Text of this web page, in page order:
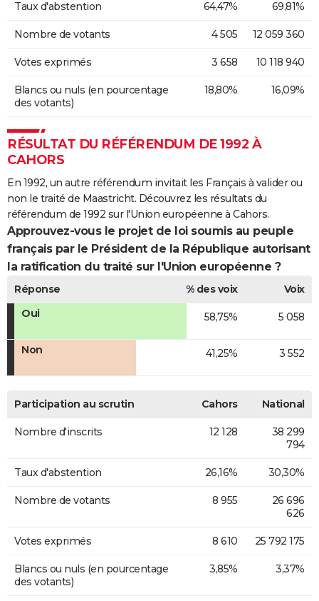
Taux d'abstention 64,47% 69,81%
Nombre de votants 4 505 12 059 360
Votes exprimés 3 658 10 118 940
Blancs ou nuls (en pourcentage
des votants)
18,80% 16,09%
RÉSULTAT DU RÉFÉRENDUM DE 1992 À
CAHORS
En 1992, un autre référendum invitait les Français à valider ou
non le traité de Maastricht. Découvrez les résultats du
référendum de 1992 sur l'Union européenne à Cahors.
Approuvez-vous le projet de loi soumis au peuple
français par le Président de la République autorisant
la ratification du traité sur l'Union européenne ?
Réponse % des voix
Voix
Oui
58,75% 5 058
Non 41,25% 3 552
Participation au scrutin Cahors National
Nombre d'inscrits 12 128
38 299
794
Taux d'abstention 26,16% 30,30%
Nombre de votants 8 955
26 696
626
Votes exprimés 8 610 25 792 175
Blancs ou nuls (en pourcentage
des votants)
3,85% 3,37%